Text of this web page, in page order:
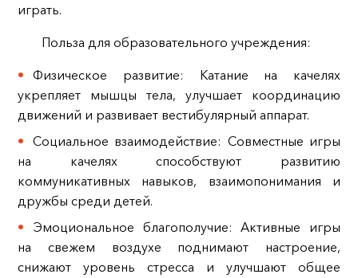
играть.
Польза для образовательного учреждения:
Физическое развитие: Катание на качелях
укрепляет мышцы тела, улучшает координацию
движений и развивает вестибулярный аппарат.
Социальное взаимодействие: Совместные игры
на качелях способствуют развитию
коммуникативных навыков, взаимопонимания и
дружбы среди детей.
Эмоциональное благополучие: Активные игры
на свежем воздухе поднимают настроение,
снижают уровень стресса и улучшают общее